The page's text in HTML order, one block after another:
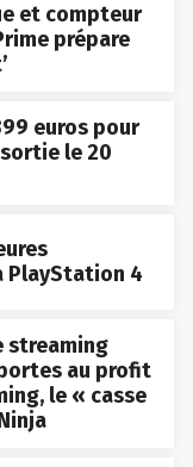
et compteur
prépare
euros pour
le 20
PlayStation 4
streaming
au profit
le « casse